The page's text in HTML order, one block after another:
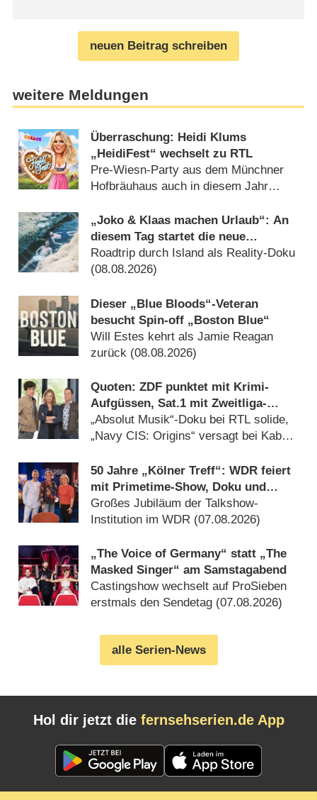
neuen Beitrag schreiben
weitere Meldungen
Überraschung: Heidi Klums
„HeidiFest“ wechselt zu RTL
Pre-Wiesn-Party aus dem Münchner
Hofbräuhaus auch in diesem Jahr
„Joko & Klaas machen Urlaub“: An
diesem Tag startet die neue
Sendung des Entertainer-Duos
Roadtrip durch Island als Reality-Doku
(08.08.2026)
Dieser „Blue Bloods“-Veteran
besucht Spin-off „Boston Blue“
Will Estes kehrt als Jamie Reagan
zurück (08.08.2026)
Quoten: ZDF punktet mit Krimi-
Aufgüssen, Sat.1 mit Zweitliga-
Auftakt
„Absolut Musik“-Doku bei RTL solide,
„Navy CIS: Origins“ versagt bei Kabel
50 Jahre „Kölner Treff“: WDR feiert
mit Primetime-Show, Doku und
Rückblicken
Großes Jubiläum der Talkshow-
Institution im WDR (07.08.2026)
„The Voice of Germany“ statt „The
Masked Singer“ am Samstagabend
Castingshow wechselt auf ProSieben
erstmals den Sendetag (07.08.2026)
alle Serien-News
Hol dir jetzt die fernsehserien.de App